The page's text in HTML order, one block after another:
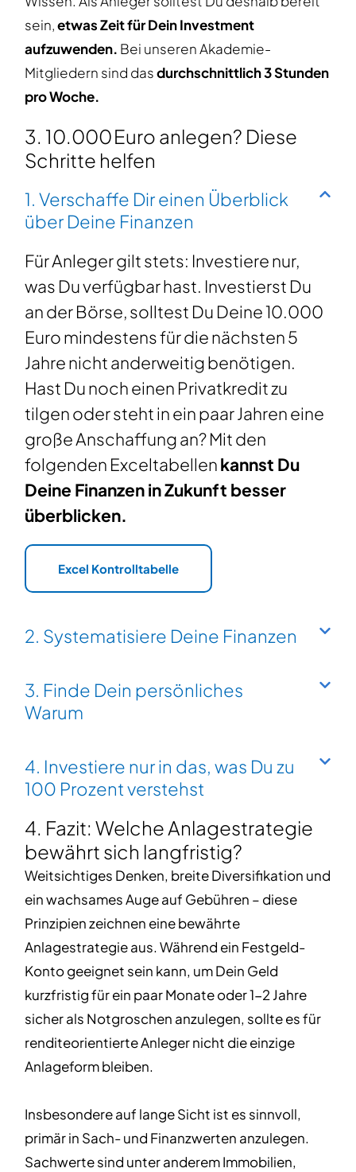
sein,etwas Zeit für Dein Investment
aufzuwenden. Bei unseren Akademie-
Mitgliedern sind dasdurchschnittlich 3 Stunden
pro Woche.
3. 10.000 Euro anlegen? Diese
Schritte helfen
1. Verschaffe Dir einen Überblick
über Deine Finanzen
Für Anleger gilt stets: Investiere nur,
was Du verfügbar hast. Investierst Du
an der Börse, solltest Du Deine 10.000
Euro mindestens für die nächsten 5
Jahre nicht anderweitig benötigen.
Hast Du noch einen Privatkredit zu
tilgen oder steht in ein paar Jahren eine
große Anschaffung an? Mit den
folgenden Exceltabellenkannst Du
Deine Finanzen in Zukunft besser
überblicken.
Excel Kontrolltabelle
2. Systematisiere Deine Finanzen
3. Finde Dein persönliches
Warum
4. Investiere nur in das, was Du zu
100 Prozent verstehst
4. Fazit: Welche Anlagestrategie
bewährt sich langfristig?
Weitsichtiges Denken, breite Diversifikation und
ein wachsames Auge auf Gebühren – diese
Prinzipien zeichnen eine bewährte
Anlagestrategie aus.Während ein Festgeld-
Konto geeignet sein kann, um Dein Geld
kurzfristig für ein paar Monate oder 1-2 Jahre
sicher als Notgroschen anzulegen, sollte es für
renditeorientierte Anleger nicht die einzige
Anlageform bleiben.
Insbesondere auf lange Sicht ist es sinnvoll,
primär in Sach- und Finanzwerten anzulegen.
Sachwerte sind unter anderem Immobilien,